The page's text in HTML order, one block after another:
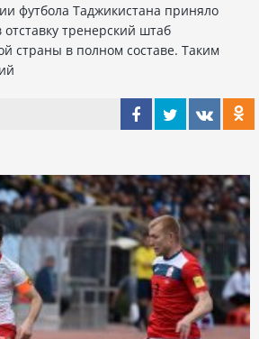
футбола Таджикистана приняло
тренерский штаб
страны в полном составе. Таким